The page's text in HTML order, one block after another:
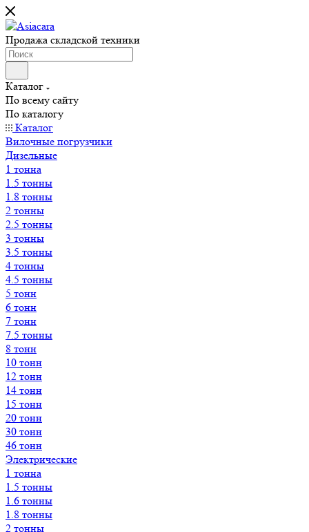
Продажа складской техники
Каталог
По всему сайту
По каталогу
Каталог
Вилочные погрузчики
Дизельные
1 тонна
1.5 тонны
1.8 тонны
2 тонны
2.5 тонны
3 тонны
3.5 тонны
4 тонны
4.5 тонны
5 тонн
6 тонн
7 тонн
7.5 тонны
8 тонн
10 тонн
12 тонн
14 тонн
15 тонн
20 тонн
30 тонн
46 тонн
Электрические
1 тонна
1.5 тонны
1.6 тонны
1.8 тонны
2 тонны